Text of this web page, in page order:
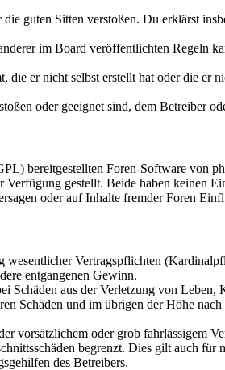
guten Sitten verstoßen. Du erklärst
im Board veröffentlichten Regeln
er nicht selbst erstellt hat oder die er
oder geeignet sind, dem Betreiber
bereitgestellten Foren-Software von
gestellt. Beide haben keinen
oder auf Inhalte fremder Foren
Vertragspflichten
entgangenen Gewinn.
Schäden aus der Verletzung von
Schäden und im übrigen der Höhe
oder grob fahrlässigem
begrenzt. Dies gilt auch für
des Betreibers.